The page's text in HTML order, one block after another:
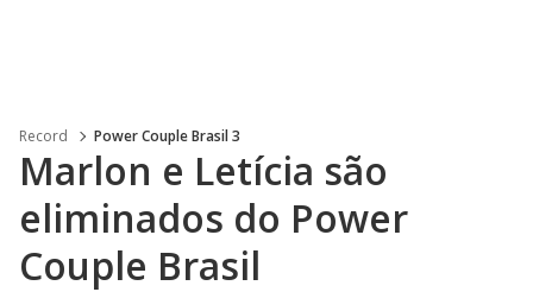
Record Power Couple Brasil 3
Marlon e Letícia são
eliminados do Power
Couple Brasil